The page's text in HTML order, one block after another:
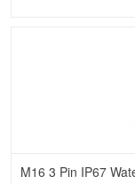
M16 3 Pin IP67